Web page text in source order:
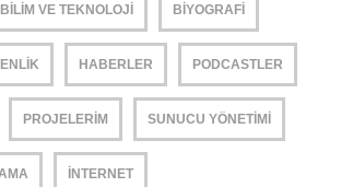
BILIM VE TEKNOLOJI BIYOGRAFI
HABERLER PODCASTLER
PROJELERIM SUNUCU YÖNETIMI
İNTERNET